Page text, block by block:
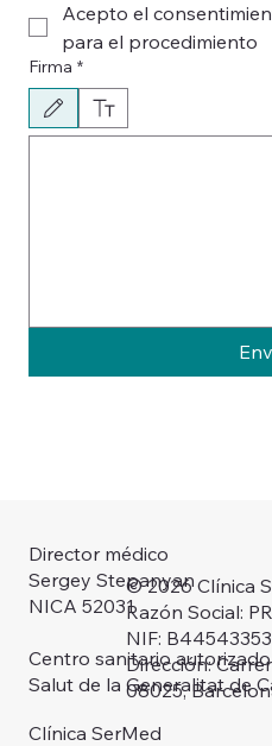
Acepto el
para el procedimiento
Firma *
Modo de dibujo seleccionado. Para
Director médico
Sergey Stepanyan
NICA 52031
Centro sanitario
Salut de la Generalitat de
© 2026 Clínica
Razón Social:
NIF: B44543353
Dirección:
08025,
Clínica SerMed